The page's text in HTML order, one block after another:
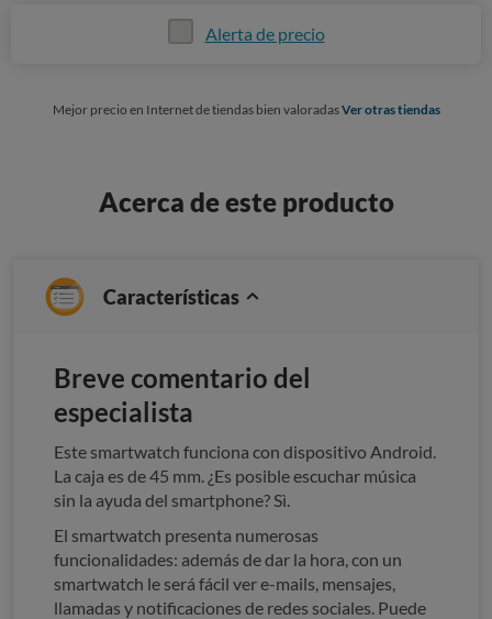
Alerta de precio
Mejor precio en Internet de tiendas bien valoradasVer otras tiendas
Acerca de este producto
Características
Breve comentario del
especialista
Este smartwatch funciona con dispositivo Android.
La caja es de 45 mm. ¿Es posible escuchar música
sin la ayuda del smartphone? Sì.
El smartwatch presenta numerosas
funcionalidades: además de dar la hora, con un
smartwatch le será fácil ver e-mails, mensajes,
llamadas y notificaciones de redes sociales. Puede